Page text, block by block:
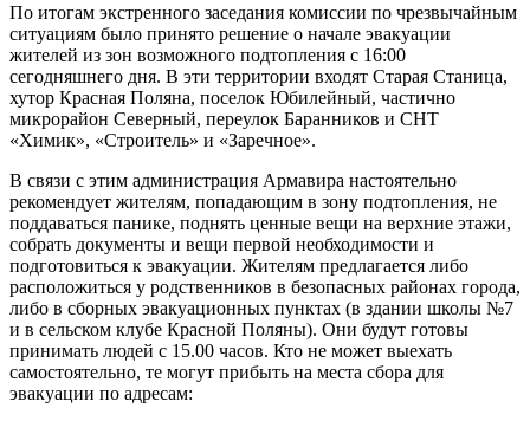
По итогам экстренного заседания комиссии по чрезвычайным
ситуациям было принято решение о начале эвакуации
жителей из зон возможного подтопления с 16:00
сегодняшнего дня. В эти территории входят Старая Станица,
хутор Красная Поляна, поселок Юбилейный, частично
микрорайон Северный, переулок Баранников и СНТ
«Химик», «Строитель» и «Заречное».
В связи с этим администрация Армавира настоятельно
рекомендует жителям, попадающим в зону подтопления, не
поддаваться панике, поднять ценные вещи на верхние этажи,
собрать документы и вещи первой необходимости и
подготовиться к эвакуации. Жителям предлагается либо
расположиться у родственников в безопасных районах города,
либо в сборных эвакуационных пунктах (в здании школы №7
и в сельском клубе Красной Поляны). Они будут готовы
принимать людей с 15.00 часов. Кто не может выехать
самостоятельно, те могут прибыть на места сбора для
эвакуации по адресам: